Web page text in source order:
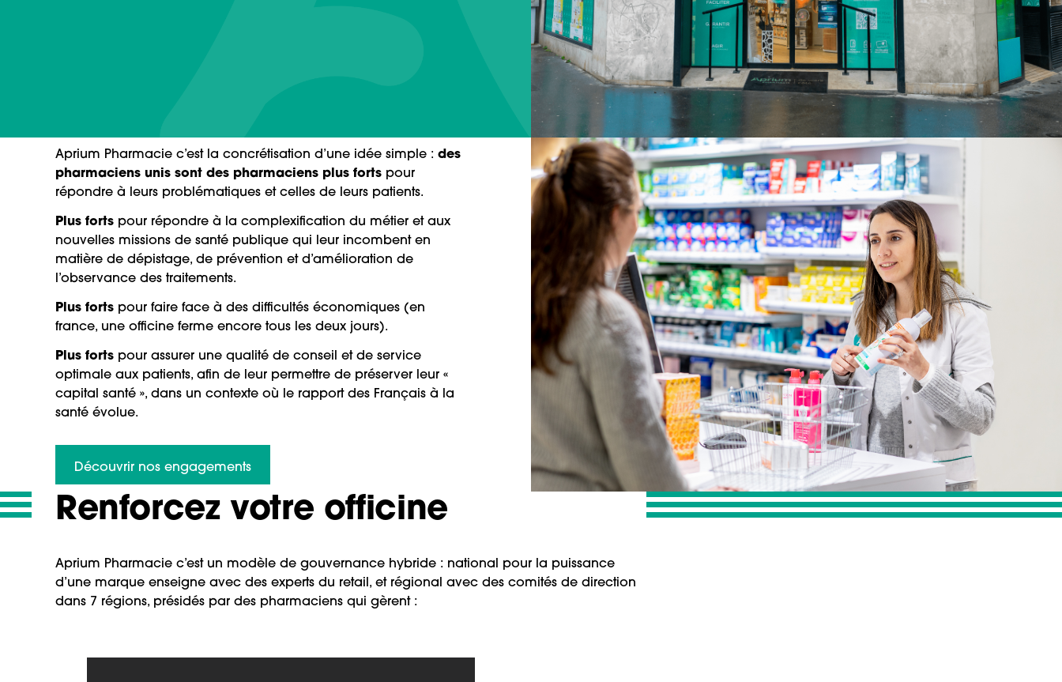
Aprium Pharmacie c’est la concrétisation d’une idée simple : des
pharmaciens unis sont des pharmaciens plus forts pour
répondre à leurs problématiques et celles de leurs patients.
Plus forts pour répondre à la complexification du métier et aux
nouvelles missions de santé publique qui leur incombent en
matière de dépistage, de prévention et d’amélioration de
l’observance des traitements.
Plus forts pour faire face à des difficultés économiques (en
france, une officine ferme encore tous les deux jours).
Plus forts pour assurer une qualité de conseil et de service
optimale aux patients, afin de leur permettre de préserver leur «
capital santé », dans un contexte où le rapport des Français à la
santé évolue.
Découvrir nos engagements
Renforcez votre officine
Aprium Pharmacie c’est un modèle de gouvernance hybride : national pour la puissance
d’une marque enseigne avec des experts du retail, et régional avec des comités de direction
dans 7 régions, présidés par des pharmaciens qui gèrent :